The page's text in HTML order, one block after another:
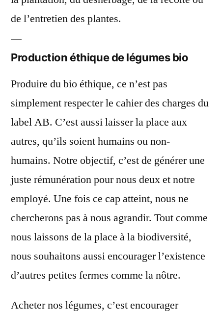
de l’entretien des plantes.
Production éthique de légumes bio
Produire du bio éthique, ce n’est pas
simplement respecter le cahier des charges du
label AB. C’est aussi laisser la place aux
autres, qu’ils soient humains ou non-
humains. Notre objectif, c’est de générer une
juste rémunération pour nous deux et notre
employé. Une fois ce cap atteint, nous ne
chercherons pas à nous agrandir. Tout comme
nous laissons de la place à la biodiversité,
nous souhaitons aussi encourager l’existence
d’autres petites fermes comme la nôtre.
Acheter nos légumes, c’est encourager